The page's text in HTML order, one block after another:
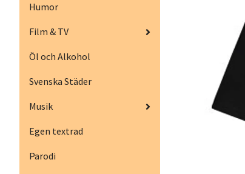
Humor
Film & TV
Öl och Alkohol
Svenska Städer
Musik
Egen textrad
Parodi